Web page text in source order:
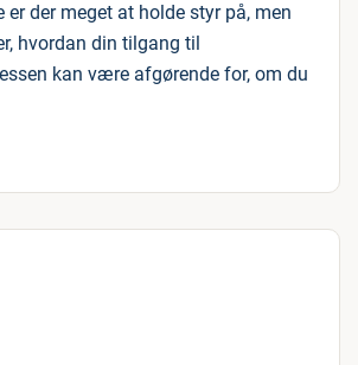
er der meget at holde styr på, men
hvordan din tilgang til
kan være afgørende for, om du